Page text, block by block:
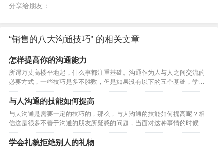
分享给朋友：
“销售的八大沟通技巧” 的相关文章
怎样提高你的沟通能力
所谓万丈高楼平地起，什么事都注重基础。沟通作为人与人之间交流的
必要方式，一些技巧是多不胜数，但是如果没有以下的五个基础，学再
多的技巧，也是白搭，根本就发挥不出来，甚至影响的是自己的心理健
康。那么，怎样提高沟通能力呢？ 多读 所谓多读就是要博览群书，无论
什么方面的书你都有看，通过读书来获取你没有经历过的经验并不断积
累使你掌握各种知识点，为沟通打下坚实的语言和文字基础。 多看 所谓
多看就是通过经常上互联网看资讯以及通过看电视、看电影、看报纸、
看杂志来获取当今社会的热点信息，为沟通冷场时找话茬…
与人沟通的技能如何提高
与人沟通是需要一定的技巧的，那么，与人沟通的技能如何提高呢？相
信这是很多不善于沟通的朋友所疑惑的问题，当面对这种事情的时候，
却无法开口顺畅的交流，对于这类朋友来说是非常尴尬的事情。具体的
应对妙招就在下文的内容中。1、觉知：不只是沟通才需要觉知，一切都
学会礼貌拒绝别人的礼物